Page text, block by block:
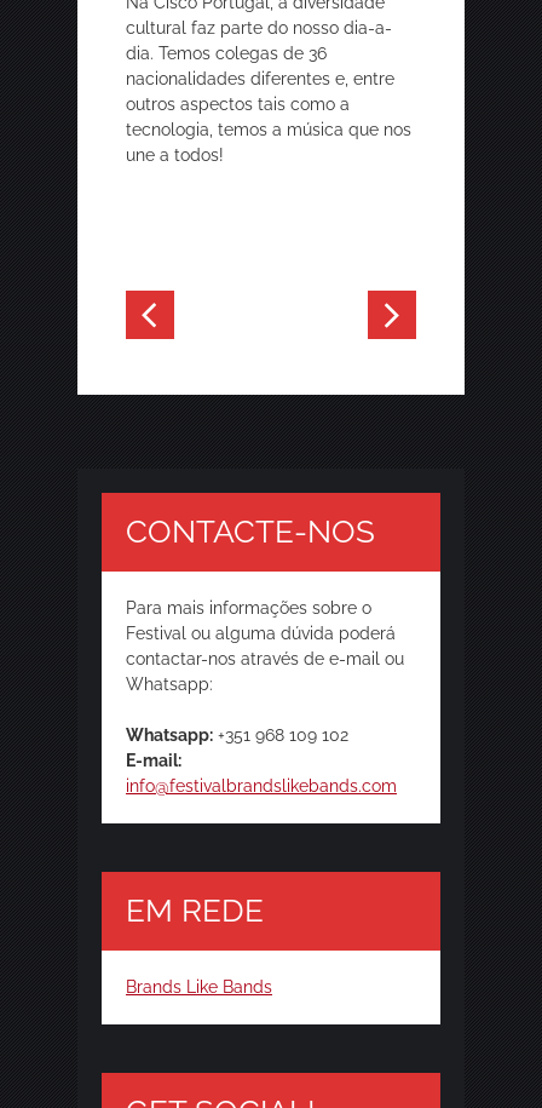
cultural faz parte do nosso dia-a-
dia. Temos colegas de 36
nacionalidades diferentes e, entre
outros aspectos tais como a
tecnologia, temos a música que nos
une a todos!
CONTACTE-NOS
Para mais informações sobre o
Festival ou alguma dúvida poderá
contactar-nos através de e-mail ou
Whatsapp:
Whatsapp: +351 968 109 102
E-mail:
info@festivalbrandslikebands.com
EM REDE
Brands Like Bands